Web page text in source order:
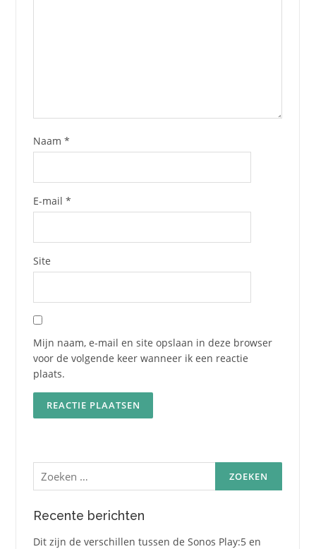
Naam *
E-mail *
Site
Mijn naam, e-mail en site opslaan in deze browser
voor de volgende keer wanneer ik een reactie
plaats.
Zoeken
naar:
Recente berichten
Dit zijn de verschillen tussen de Sonos Play:5 en